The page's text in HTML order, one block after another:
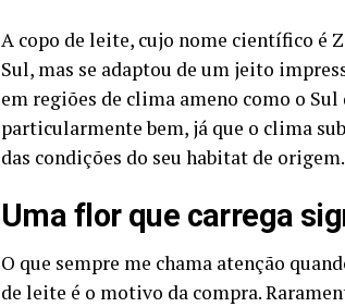
A copo de leite, cujo nome científico é
Sul, mas se adaptou de um jeito
em regiões de clima ameno como o
particularmente bem, já que o clima
das condições do seu habitat de origem.
Uma flor que carrega
O que sempre me chama atenção
de leite é o motivo da compra.